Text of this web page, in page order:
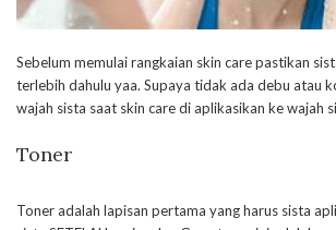
Sebelum memulai rangkaian skin care pastikan
terlebih dahulu yaa. Supaya tidak ada debu atau
wajah sista saat skin care di aplikasikan ke wajah
Toner
Toner adalah lapisan pertama yang harus sista